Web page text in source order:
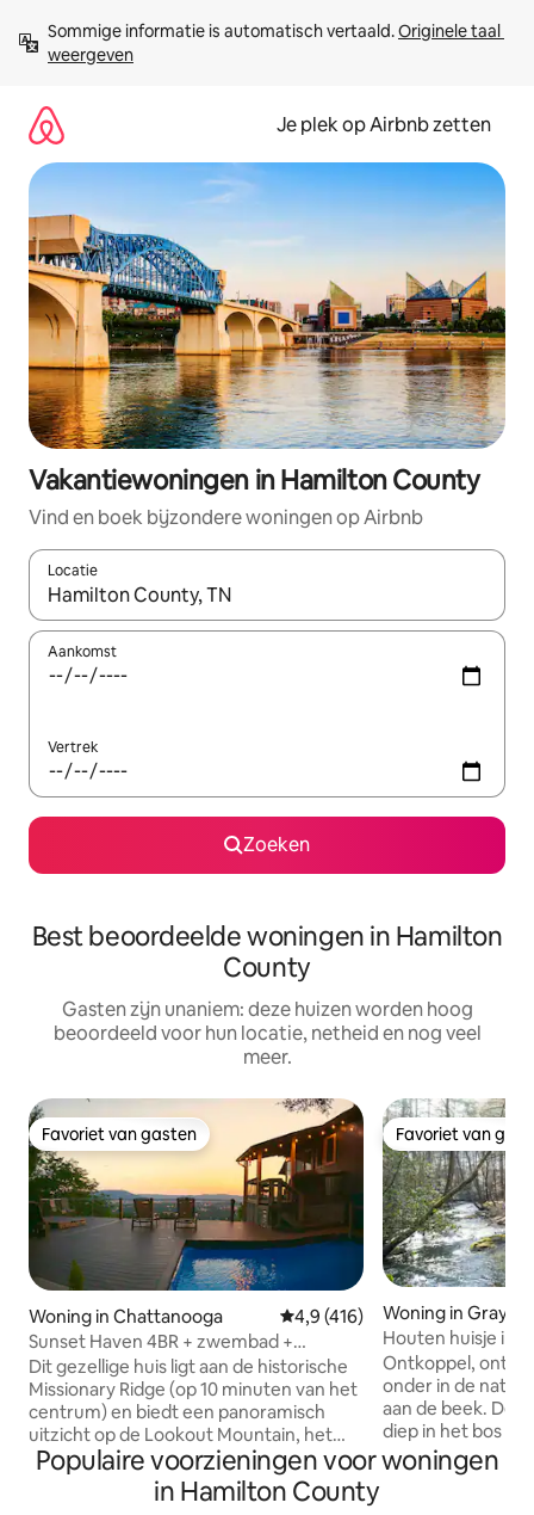
direct
naar
Sommige informatie is automatisch vertaald. Originele taal
weergeven
Je plek op Airbnb zetten
Vakantiewoningen in Hamilton County
Vind en boek bijzondere woningen op Airbnb
Locatie
Wanneer er resultaten beschikbaar zijn, maak je een keuze
Aankomst
Vertrek
Zoeken
Best beoordeelde woningen in Hamilton
County
Gasten zijn unaniem: deze huizen worden hoog
beoordeeld voor hun locatie, netheid en nog veel
meer.
Favoriet van gasten
Favoriet van gasten
Woning in Chattanooga Gemiddelde beoordeling van
4,9 (416)
Sunset Haven 4BR + zwembad +
bubbelbad + open haard
Dit gezellige huis ligt aan de historische
Missionary Ridge (op 10 minuten van het
centrum) en biedt een panoramisch
uitzicht op de Lookout Mountain, het
centrum van Chattanooga en de rivier
de Tennessee. Dit ruime huis met 4
slaapkamers @ 3300 m ² biedt een
Favoriet van
Favoriet van
Woning in
Houten huisje in
Ontkoppel,
onder in de
aan de beek.
diep in het bos
bomen en
perfecte
Populaire voorzieningen voor woningen
in Hamilton County